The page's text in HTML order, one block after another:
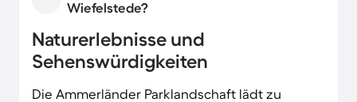
Wiefelstede?
Naturerlebnisse und
Sehenswürdigkeiten
Die Ammerländer Parklandschaft lädt zu